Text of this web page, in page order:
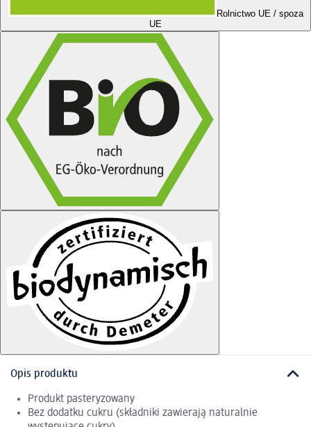
Rolnictwo UE / spoza
UE
Opis produktu
Produkt pasteryzowany
Bez dodatku cukru (składniki zawierają naturalnie